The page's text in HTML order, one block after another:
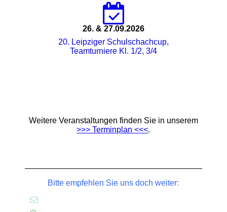
26. & 27.09.2026
20. Leipziger Schulschachcup,
Teamturniere Kl. 1/2, 3/4
Weitere Veranstaltungen finden Sie in unserem
>>> Terminplan <<<.
Bitte empfehlen Sie uns doch weiter: